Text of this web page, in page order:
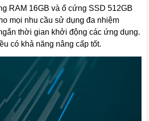
RAM 16GB và ổ cứng SSD 512GB
mọi nhu cầu sử dụng đa nhiệm
thời gian khởi động các ứng dụng.
có khả năng nâng cấp tốt.